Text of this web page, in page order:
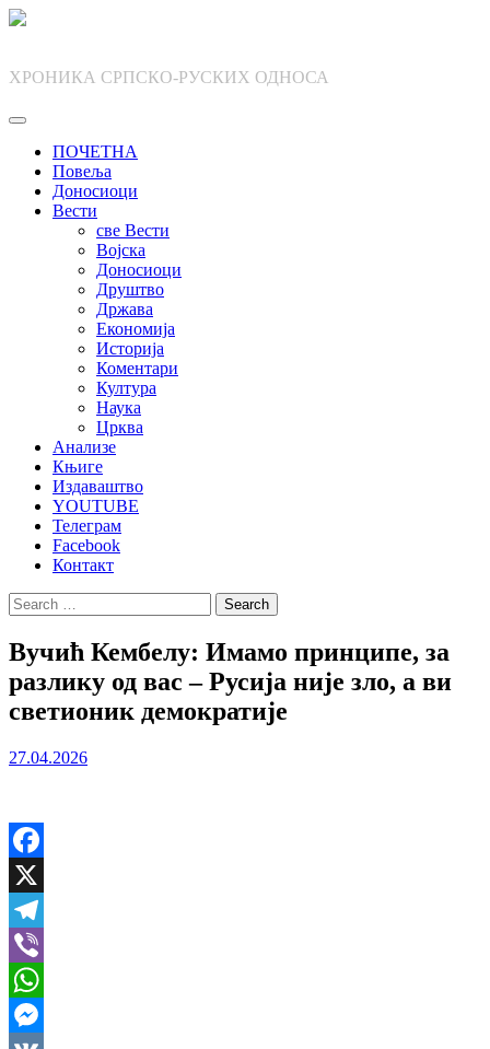
Skip
ХРОНИКА СРПСКО-РУСКИХ ОДНОСА
ПОЧЕТНА
Повеља
Доносиоци
Вести
све Вести
Војска
Доносиоци
Друштво
Држава
Економија
Историја
Коментари
Култура
Наука
Црква
Анализе
Књиге
Издаваштво
YOUTUBE
Телеграм
Facebook
Контакт
Search
for:
Вучић Кембелу: Имамо принципе, за
разлику од вас – Русија није зло, а ви
светионик демократије
27.04.2026
Facebook
X
Telegram
Viber
WhatsApp